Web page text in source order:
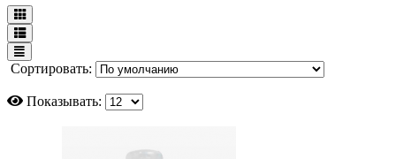
Сортировать:
Показывать: